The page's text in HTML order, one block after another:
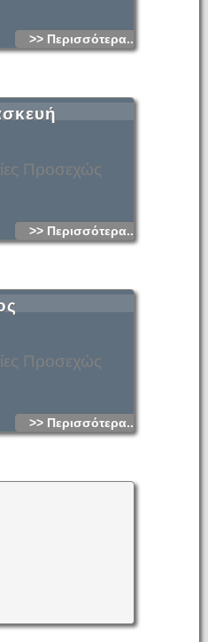
>> Περισσότερα...
Προσεχώς
>> Περισσότερα...
Προσεχώς
>> Περισσότερα...